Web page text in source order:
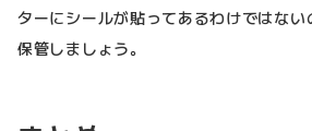
ターにシールが貼ってあるわけではな
保管しましょう。